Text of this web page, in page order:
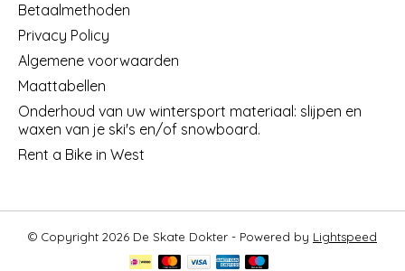
Betaalmethoden
Privacy Policy
Algemene voorwaarden
Maattabellen
Onderhoud van uw wintersport materiaal: slijpen en
waxen van je ski's en/of snowboard.
Rent a Bike in West
© Copyright 2026 De Skate Dokter - Powered by Lightspeed